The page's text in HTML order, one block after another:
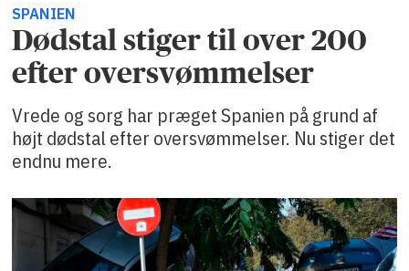
SPANIEN
Dødstal stiger til over 200
efter oversvømmelser
Vrede og sorg har præget Spanien på grund af
højt dødstal efter oversvømmelser. Nu stiger det
endnu mere.